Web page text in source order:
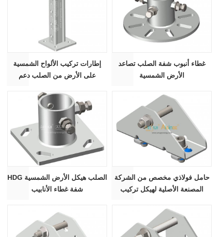
إطارات تركيب الألواح الشمسية
على الأرض من الصلب دعم
BCP-C62
غطاء أنبوب شفة الصلب تصاعد
الأرض الشمسية
HDG الصلب هيكل الأرض الشمسية
شفة غطاء الأنابيب
حامل فولاذي مخصص من الشركة
المصنعة الأصلية لهيكل تركيب